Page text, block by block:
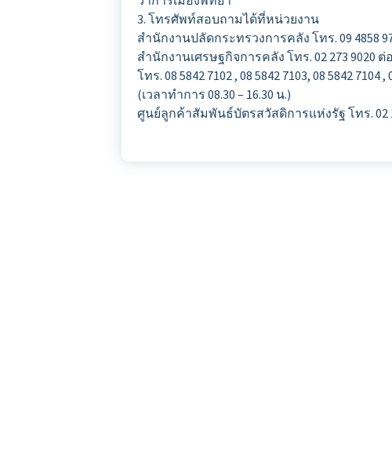
3. โทรศัพท์สอบถามได้ที่หน่วยงาน
สำนักงานปลัดกระทรวงการคลัง โทร. 09 4858
สำนักงานเศรษฐกิจการคลัง โทร. 02 273 9020 ต่อ
โทร. 08 5842 7102 , 08 5842 7103, 08 5842 7104
(เวลาทำการ 08.30 – 16.30 น.)
ศูนย์ลูกค้าสัมพันธ์บัตรสวัสดิการแห่งรัฐ โทร. 02